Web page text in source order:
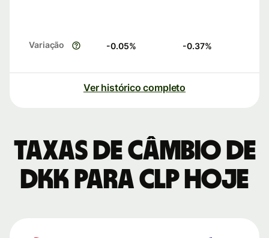
Variação -0.05% -0.37%
Ver histórico completo
Taxas de câmbio de
DKK para CLP hoje